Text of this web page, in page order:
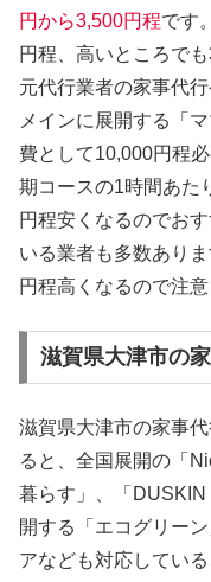
円から3,500円程です
円程、高いところで
元代行業者の家事代
メインに展開する「
費として10,000円程
期コースの1時間あた
円程安くなるのでお
いる業者も多数あり
円程高くなるので注
滋賀県大津市の
滋賀県大津市の家事
ると、全国展開の「
暮らす」、「
開する「エコグリー
アなども対応してい